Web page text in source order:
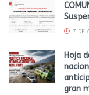
7 DE
Hoja
gran